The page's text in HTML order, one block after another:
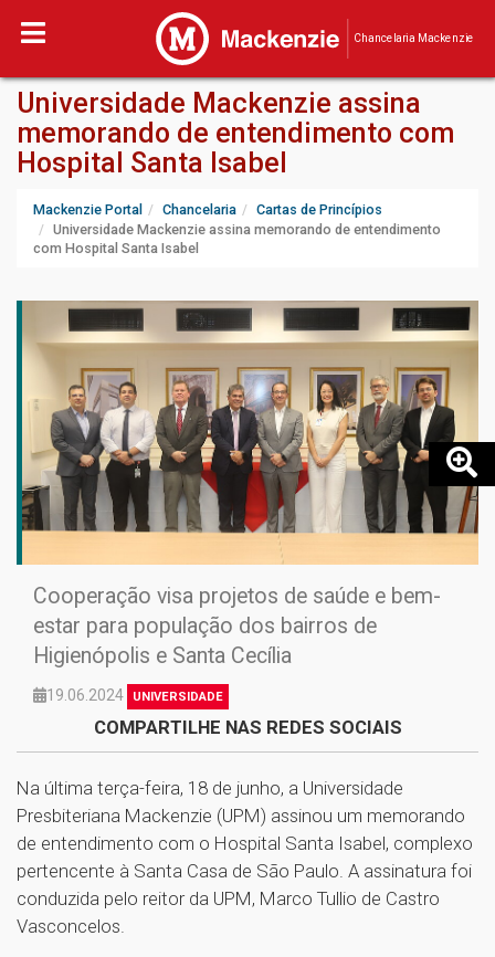
Chancelaria Mackenzie
Universidade Mackenzie assina
memorando de entendimento com
Hospital Santa Isabel
Mackenzie Portal Chancelaria
Cartas de Princípios
Universidade Mackenzie assina memorando de entendimento
com Hospital Santa Isabel
Cooperação visa projetos de saúde e bem-
estar para população dos bairros de
Higienópolis e Santa Cecília
19.06.2024 UNIVERSIDADE
COMPARTILHE NAS REDES SOCIAIS
Na última terça-feira, 18 de junho, a Universidade
Presbiteriana Mackenzie (UPM) assinou um memorando
de entendimento com o Hospital Santa Isabel, complexo
pertencente à Santa Casa de São Paulo. A assinatura foi
conduzida pelo reitor da UPM, Marco Tullio de Castro
Vasconcelos.